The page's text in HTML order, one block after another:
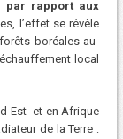
par rapport aux
l’effet se révèle
boréales au-
local
Est et en Afrique
de la Terre :